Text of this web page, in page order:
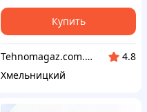
Купить
Tehnomagaz.com.ua - это передовой интернет-магазин, специализирующийся на продаже техники
4.8
Хмельницкий